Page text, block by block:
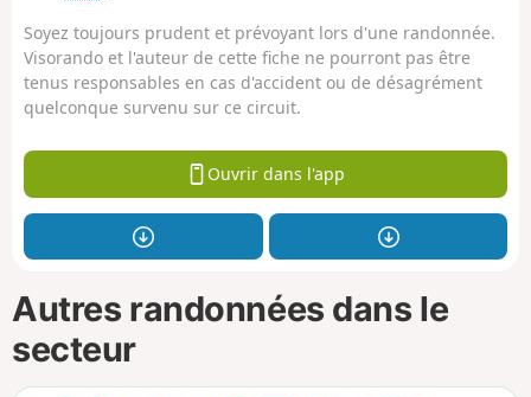
Soyez toujours prudent et prévoyant lors d'une randonnée.
Visorando et l'auteur de cette fiche ne pourront pas être
tenus responsables en cas d'accident ou de désagrément
quelconque survenu sur ce circuit.
Ouvrir dans l'app
Autres randonnées dans le
secteur